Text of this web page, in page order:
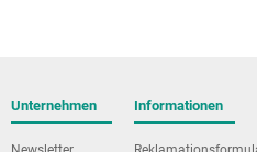
Unternehmen Informationen